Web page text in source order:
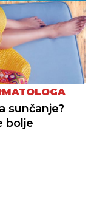
sunčanje?
bolje